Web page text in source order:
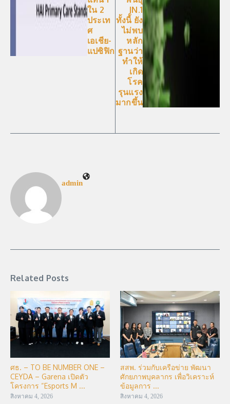
ใน 2
ประเท
ศ
เอเชีย-
แปซิฟิก
JN.1
ทั้งนี้ ยัง
ไม่พบ
หลัก
ฐานว่า
ทำให้
เกิด
โรค
รุนแรง
มากขึ้น
admin
Related Posts
ศธ. – TO BE NUMBER ONE –
CEYDA – Garena เปิดตัว
โครงการ “Esports M ...
สิงหาคม 4, 2026
สสพ. ร่วมกับเครือข่าย พัฒนา
ศักยภาพบุคลากร เพื่อวิเคราะห์
ข้อมูลการ ...
สิงหาคม 4, 2026